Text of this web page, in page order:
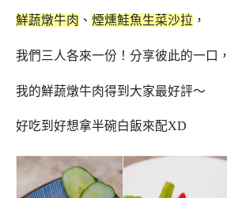
鮮蔬燉牛肉 、 煙燻鮭魚生菜沙拉 ，
我們三人各來一份！分享彼此的一口，
我的鮮蔬燉牛肉得到大家最好評～
好吃到好想拿半碗白飯來配XD